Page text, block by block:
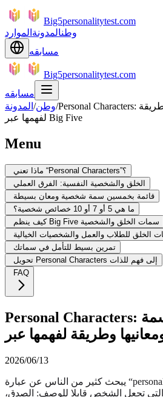
Big5personalitytest.com
وطنالمدونة الموارد
مسابقه
Big5personalitytest.com
مسابقه
وطن/ المدونة /Personal Characters: خمسون سمة ومعانيها وطريقة
لفهمها عبر Big Five
Menu
ماذا تعني “Personal Characters”؟
الخلق والشخصية النفسية: الفرق العملي
قائمة بخمسين سمة شخصية ومعان بسيطة
ما هي 5 أو 7 أو 10 خصائص شخصية؟
كيف ينظم Big Five سمات الخلق والشخصية
الخلق للطلاب والعمل والشخصيات الخيالية
تمرين بسيط للتأمل في سماتك
تحويل Personal Characters إلى فهم للذات
FAQ
Personal Characters: خمسون سمة
2026/06/13
يبحث كثير من الناس عن عبارة “personal characters” عندما يريدون
تجعل الشخص قابلا للوصف: الصدق،